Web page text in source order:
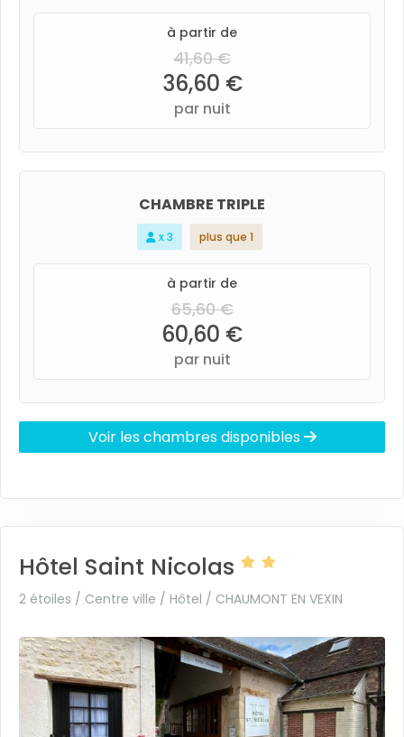
à partir de
41,60 €
36,60 €
par nuit
CHAMBRE TRIPLE
x 3 plus que 1
à partir de
65,60 €
60,60 €
par nuit
Voir les chambres disponibles
Hôtel Saint Nicolas
2 étoiles / Centre ville / Hôtel / CHAUMONT EN VEXIN